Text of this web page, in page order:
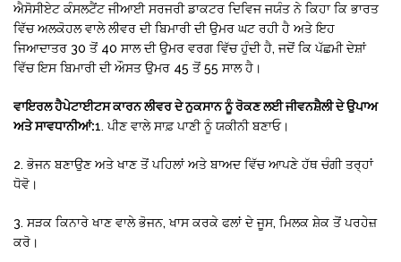
ਐਸੋਸੀਏਟ ਕੰਸਲਟੈਂਟ ਜੀਆਈ ਸਰਜਰੀ ਡਾਕਟਰ ਦਿਵਿਜ ਜਯੰਤ ਨੇ ਕਿਹਾ ਕਿ ਭਾਰਤ
ਵਿੱਚ ਅਲਕੋਹਲ ਵਾਲੇ ਲੀਵਰ ਦੀ ਬਿਮਾਰੀ ਦੀ ਉਮਰ ਘਟ ਰਹੀ ਹੈ ਅਤੇ ਇਹ
ਜਿਆਦਾਤਰ 30 ਤੋਂ 40 ਸਾਲ ਦੀ ਉਮਰ ਵਰਗ ਵਿੱਚ ਹੁੰਦੀ ਹੈ, ਜਦੋਂ ਕਿ ਪੱਛਮੀ ਦੇਸ਼ਾਂ
ਵਿੱਚ ਇਸ ਬਿਮਾਰੀ ਦੀ ਔਸਤ ਉਮਰ 45 ਤੋਂ 55 ਸਾਲ ਹੈ।
ਵਾਇਰਲ ਹੈਪੇਟਾਈਟਸ ਕਾਰਨ ਲੀਵਰ ਦੇ ਨੁਕਸਾਨ ਨੂੰ ਰੋਕਣ ਲਈ ਜੀਵਨਸ਼ੈਲੀ ਦੇ ਉਪਾਅ
ਅਤੇ ਸਾਵਧਾਨੀਆਂ:1. ਪੀਣ ਵਾਲੇ ਸਾਫ਼ ਪਾਣੀ ਨੂੰ ਯਕੀਨੀ ਬਣਾਓ।
2. ਭੋਜਨ ਬਣਾਉਣ ਅਤੇ ਖਾਣ ਤੋਂ ਪਹਿਲਾਂ ਅਤੇ ਬਾਅਦ ਵਿੱਚ ਆਪਣੇ ਹੱਥ ਚੰਗੀ ਤਰ੍ਹਾਂ
ਧੋਵੋ।
3. ਸੜਕ ਕਿਨਾਰੇ ਖਾਣ ਵਾਲੇ ਭੋਜਨ, ਖਾਸ ਕਰਕੇ ਫਲਾਂ ਦੇ ਜੂਸ, ਮਿਲਕ ਸ਼ੇਕ ਤੋਂ ਪਰਹੇਜ਼
ਕਰੋ।